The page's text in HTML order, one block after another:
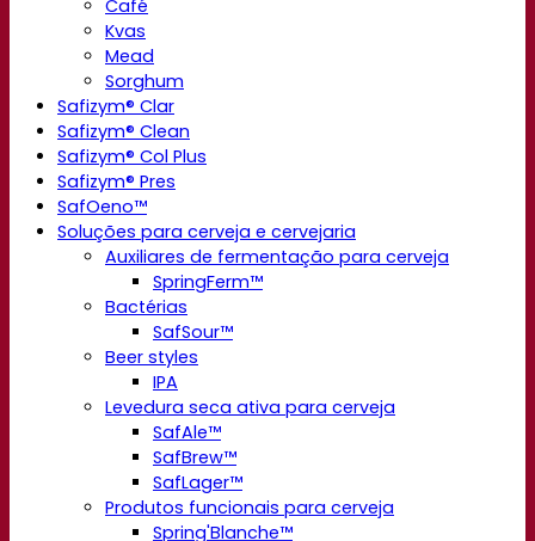
Café
Kvas
Mead
Sorghum
Safizym® Clar
Safizym® Clean
Safizym® Col Plus
Safizym® Pres
SafOeno™
Soluções para cerveja e cervejaria
Auxiliares de fermentação para cerveja
SpringFerm™
Bactérias
SafSour™
Beer styles
IPA
Levedura seca ativa para cerveja
SafAle™
SafBrew™
SafLager™
Produtos funcionais para cerveja
Spring'Blanche™